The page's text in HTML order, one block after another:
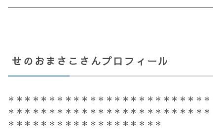
せのおまさこさんプロフィール
＊＊＊＊＊＊＊＊＊＊＊＊＊＊＊＊＊＊＊＊＊＊＊＊＊
＊＊＊＊＊＊＊＊＊＊＊＊＊＊＊＊＊＊＊＊＊＊＊＊＊
＊＊＊＊＊＊＊＊＊＊＊＊＊＊＊＊＊＊＊